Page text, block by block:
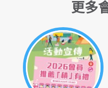
更多